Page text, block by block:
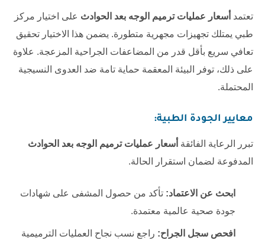
تعتمد أسعار عمليات ترميم الوجه بعد الحوادث على اختيار مركز
طبي يمتلك تجهيزات مجهرية متطورة. يضمن هذا الاختيار تحقيق
تعافي سريع بأقل قدر من المضاعفات الجراحية المزعجة. علاوة
على ذلك، توفر البيئة المعقمة حماية تامة ضد العدوى النسيجية
المحتملة.
معايير الجودة الطبية:
تبرر الرعاية الفائقة أسعار عمليات ترميم الوجه بعد الحوادث
المدفوعة لضمان استقرار الحالة.
ابحث عن الاعتماد: تأكد من حصول المشفى على شهادات
جودة صحية عالمية معتمدة.
افحص سجل الجراح: راجع نسب نجاح العمليات الترميمية